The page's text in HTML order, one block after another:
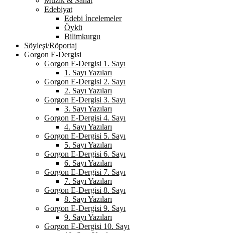
Edebiyat
Edebi İncelemeler
Öykü
Bilimkurgu
Söyleşi/Röportaj
Gorgon E-Dergisi
Gorgon E-Dergisi 1. Sayı
1. Sayı Yazıları
Gorgon E-Dergisi 2. Sayı
2. Sayı Yazıları
Gorgon E-Dergisi 3. Sayı
3. Sayı Yazıları
Gorgon E-Dergisi 4. Sayı
4. Sayı Yazıları
Gorgon E-Dergisi 5. Sayı
5. Sayı Yazıları
Gorgon E-Dergisi 6. Sayı
6. Sayı Yazıları
Gorgon E-Dergisi 7. Sayı
7. Sayı Yazıları
Gorgon E-Dergisi 8. Sayı
8. Sayı Yazıları
Gorgon E-Dergisi 9. Sayı
9. Sayı Yazıları
Gorgon E-Dergisi 10. Sayı